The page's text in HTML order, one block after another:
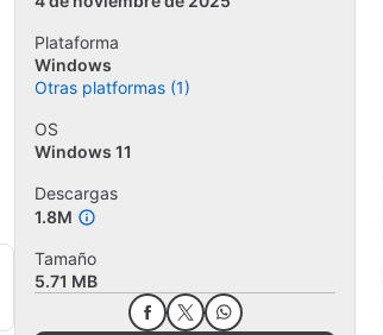
Plataforma
Windows
Otras platformas (1)
OS
Windows 11
Descargas
1.8M
Tamaño
5.71 MB